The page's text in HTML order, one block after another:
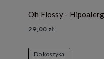
29,00 zł
Do koszyka